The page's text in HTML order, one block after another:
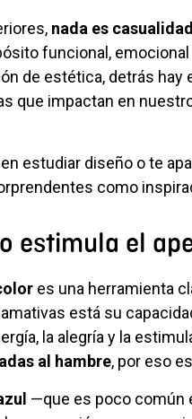
nada es casualidad
funcional,
de estética, detrás
que impactan en
estudiar diseño o te
como
estimula el
es una herramienta
está su
la alegría y la
al hambre, por eso
—que es poco común